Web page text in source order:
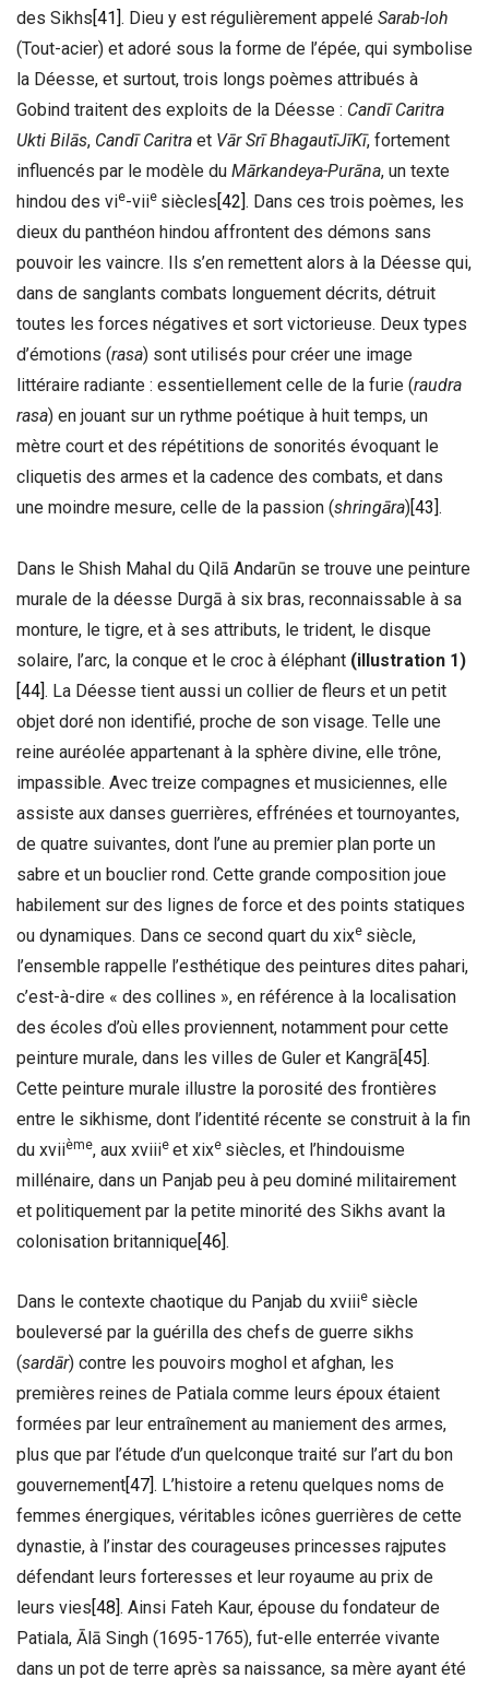
des Sikhs [41] . Dieu y est régulièrement appelé Sarab-loh
(Tout-acier) et adoré sous la forme de l’épée, qui symbolise
la Déesse, et surtout, trois longs poèmes attribués à
Gobind traitent des exploits de la Déesse : Candī Caritra
Ukti Bilās, Candī Caritra et Vār Srī BhagautīJīKī, fortement
influencés par le modèle du Mārkandeya-Purāna, un texte
hindou des vie-viie siècles [42] . Dans ces trois poèmes, les
dieux du panthéon hindou affrontent des démons sans
pouvoir les vaincre. Ils s’en remettent alors à la Déesse qui,
dans de sanglants combats longuement décrits, détruit
toutes les forces négatives et sort victorieuse. Deux types
d’émotions (rasa) sont utilisés pour créer une image
littéraire radiante : essentiellement celle de la furie (raudra
rasa) en jouant sur un rythme poétique à huit temps, un
mètre court et des répétitions de sonorités évoquant le
cliquetis des armes et la cadence des combats, et dans
une moindre mesure, celle de la passion (shringāra) [43] .
Dans le Shish Mahal du Qilā Andarūn se trouve une peinture
murale de la déesse Durgā à six bras, reconnaissable à sa
monture, le tigre, et à ses attributs, le trident, le disque
solaire, l’arc, la conque et le croc à éléphant (illustration 1)
[44]. La Déesse tient aussi un collier de fleurs et un petit
objet doré non identifié, proche de son visage. Telle une
reine auréolée appartenant à la sphère divine, elle trône,
impassible. Avec treize compagnes et musiciennes, elle
assiste aux danses guerrières, effrénées et tournoyantes,
de quatre suivantes, dont l’une au premier plan porte un
sabre et un bouclier rond. Cette grande composition joue
habilement sur des lignes de force et des points statiques
ou dynamiques. Dans ce second quart du xixe siècle,
l’ensemble rappelle l’esthétique des peintures dites pahari,
c’est-à-dire « des collines », en référence à la localisation
des écoles d’où elles proviennent, notamment pour cette
peinture murale, dans les villes de Guler et Kangrā[45].
Cette peinture murale illustre la porosité des frontières
entre le sikhisme, dont l’identité récente se construit à la fin
du xviième, aux xviiie et xixe siècles, et l’hindouisme
millénaire, dans un Panjab peu à peu dominé militairement
et politiquement par la petite minorité des Sikhs avant la
colonisation britannique[46].
Dans le contexte chaotique du Panjab du xviiie siècle
bouleversé par la guérilla des chefs de guerre sikhs
(sardār) contre les pouvoirs moghol et afghan, les
premières reines de Patiala comme leurs époux étaient
formées par leur entraînement au maniement des armes,
plus que par l’étude d’un quelconque traité sur l’art du bon
gouvernement[47]. L’histoire a retenu quelques noms de
femmes énergiques, véritables icônes guerrières de cette
dynastie, à l’instar des courageuses princesses rajputes
défendant leurs forteresses et leur royaume au prix de
leurs vies[48]. Ainsi Fateh Kaur, épouse du fondateur de
Patiala, Ālā Singh (1695-1765), fut-elle enterrée vivante
dans un pot de terre après sa naissance, sa mère ayant été